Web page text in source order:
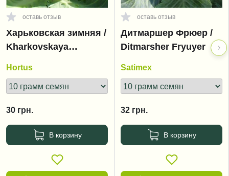
оставь отзыв
Харьковская зимняя /
Kharkovskaya
Hortus
30 грн.
В корзину
оставь отзыв
Дитмаршер Фрюер /
Ditmarsher Fryuyer
Satimex
32 грн.
В корзину